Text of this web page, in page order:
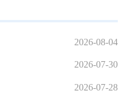
2026-08-04
2026-07-30
2026-07-28